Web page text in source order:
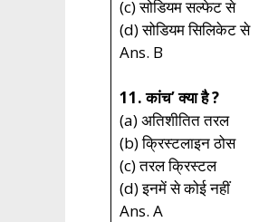
(c) सोडियम सल्फेट से
(d) सोडियम सिलिकेट से
Ans. B
11. कांच’ क्या है ?
(a) अतिशीतित तरल
(b) क्रिस्टलाइन ठोस
(c) तरल क्रिस्टल
(d) इनमें से कोई नहीं
Ans. A